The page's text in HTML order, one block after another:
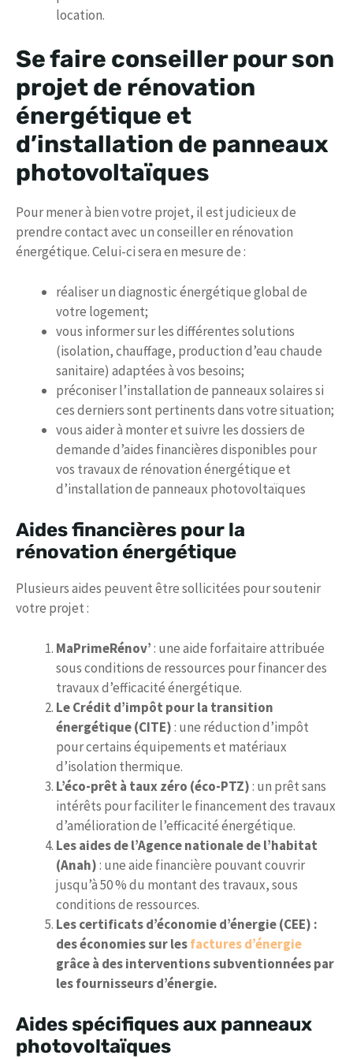
location.
Se faire conseiller pour son
projet de rénovation
énergétique et
d’installation de panneaux
photovoltaïques
Pour mener à bien votre projet, il est judicieux de
prendre contact avec un conseiller en rénovation
énergétique. Celui-ci sera en mesure de :
réaliser un diagnostic énergétique global de
votre logement;
vous informer sur les différentes solutions
(isolation, chauffage, production d’eau chaude
sanitaire) adaptées à vos besoins;
préconiser l’installation de panneaux solaires si
ces derniers sont pertinents dans votre situation;
vous aider à monter et suivre les dossiers de
demande d’aides financières disponibles pour
vos travaux de rénovation énergétique et
d’installation de panneaux photovoltaïques
Aides financières pour la
rénovation énergétique
Plusieurs aides peuvent être sollicitées pour soutenir
votre projet :
MaPrimeRénov’: une aide forfaitaire attribuée
sous conditions de ressources pour financer des
travaux d’efficacité énergétique.
Le Crédit d’impôt pour la transition
énergétique (CITE): une réduction d’impôt
pour certains équipements et matériaux
d’isolation thermique.
L’éco-prêt à taux zéro (éco-PTZ): un prêt sans
intérêts pour faciliter le financement des travaux
d’amélioration de l’efficacité énergétique.
Les aides de l’Agence nationale de l’habitat
(Anah): une aide financière pouvant couvrir
jusqu’à 50 % du montant des travaux, sous
conditions de ressources.
Les certificats d’économie d’énergie (CEE) :
des économies sur lesfactures d’énergie
grâce à des interventions subventionnées par
les fournisseurs d’énergie.
Aides spécifiques aux panneaux
photovoltaïques